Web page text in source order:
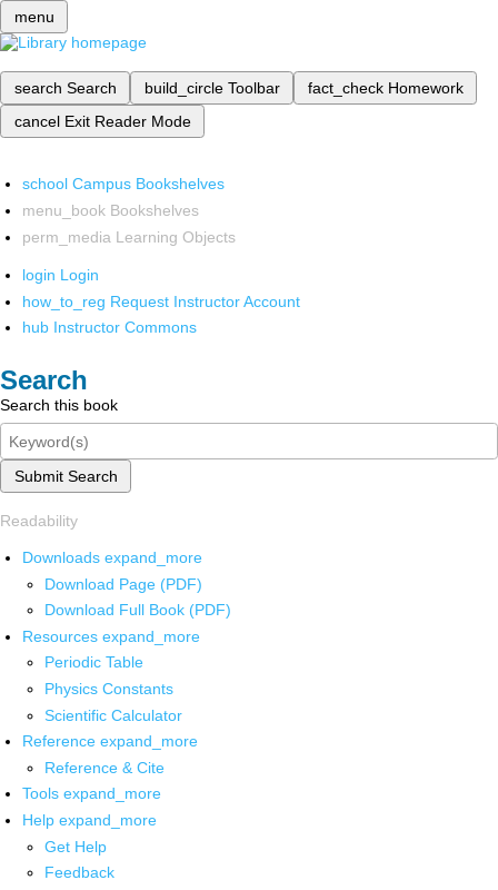
menu
search Search build_circle Toolbar fact_check Homework
cancel Exit Reader Mode
school Campus Bookshelves
menu_book Bookshelves
perm_media Learning Objects
login Login
how_to_reg Request Instructor Account
hub Instructor Commons
Search
Search this book
Submit Search
Readability
Downloads expand_more
Download Page (PDF)
Download Full Book (PDF)
Resources expand_more
Periodic Table
Physics Constants
Scientific Calculator
Reference expand_more
Reference & Cite
Tools expand_more
Help expand_more
Get Help
Feedback